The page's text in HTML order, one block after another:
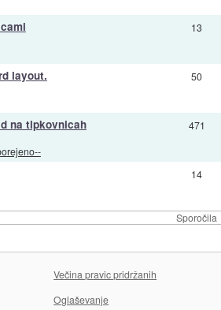
Sporočila
13
layout. 50
na tipkovnicah 471
14
Večina pravic pridržanih
Oglaševanje